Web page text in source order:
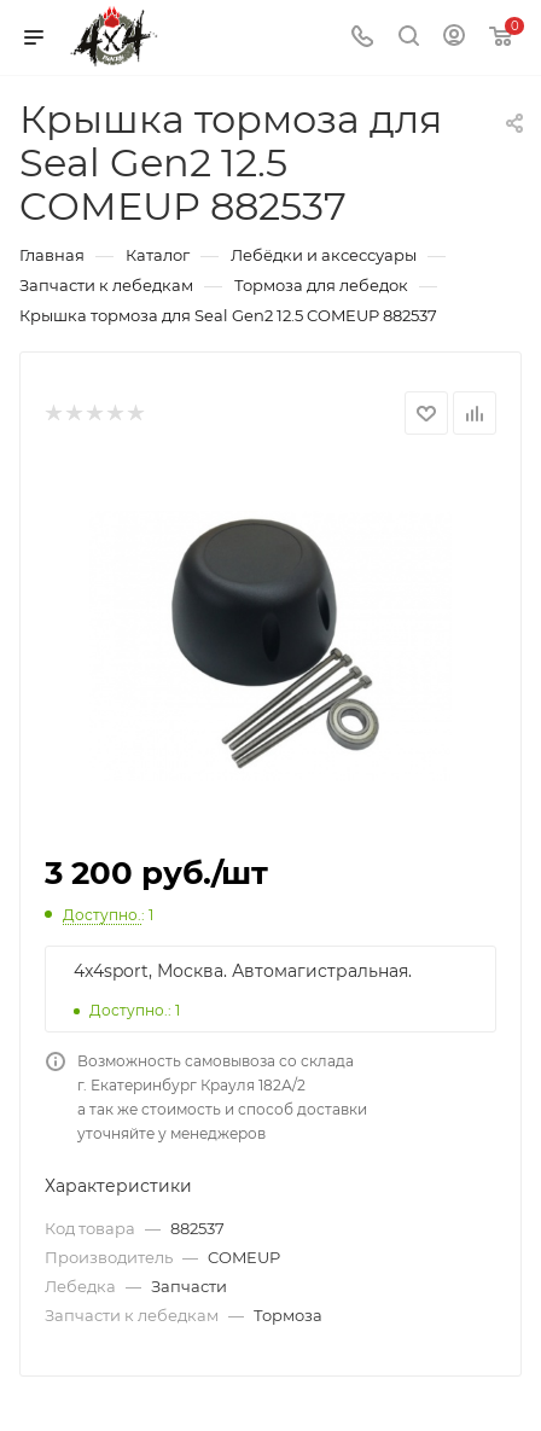
0
Крышка тормоза для
Seal Gen2 12.5
COMEUP 882537
Главная — Каталог — Лебёдки и аксессуары —
Запчасти к лебедкам — Тормоза для лебедок —
Крышка тормоза для Seal Gen2 12.5 COMEUP 882537
3 200 руб./шт
Доступно. : 1
4x4sport, Москва. Автомагистральная.
Доступно.: 1
Возможность самовывоза со склада
г. Екатеринбург Крауля 182А/2
а так же стоимость и способ доставки
уточняйте у менеджеров
Характеристики
Код товара — 882537
Производитель — COMEUP
Лебедка — Запчасти
Запчасти к лебедкам — Тормоза